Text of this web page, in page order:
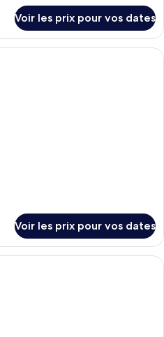
Voir les prix pour vos dates
Une chambre d’hôtel avec un lit, un
Voir les prix pour vos dates
Une chambre d’hôtel avec un lit, un